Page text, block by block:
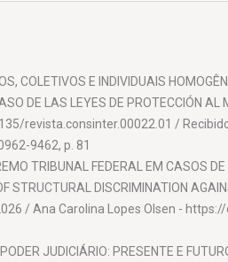
– SECRETARÍA
de la Universitat de Barcelona,
COLETIVOS E INDIVIDUAIS
DE LAS LEYES DE PROTECCIÓN
revista.consinter.00022.01 /
9462, p. 81
TRIBUNAL FEDERAL EM CASOS
STRUCTURAL DISCRIMINATION
/ Ana Carolina Lopes Olsen -
JUDICIÁRIO: PRESENTE E